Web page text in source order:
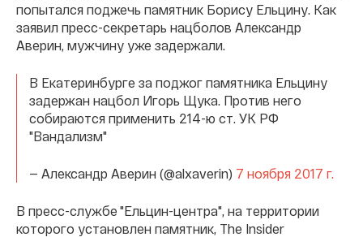
попытался поджечь памятник Борису Ельцину. Как
заявил пресс-секретарь нацболов Александр
Аверин, мужчину уже задержали.
В Екатеринбурге за поджог памятника Ельцину
задержан нацбол Игорь Щука. Против него
собираются применить 214-ю ст. УК РФ
"Вандализм"
— Александр Аверин (@alxaverin) 7 ноября 2017 г.
В пресс-службе "Ельцин-центра", на территории
которого установлен памятник, The Insider